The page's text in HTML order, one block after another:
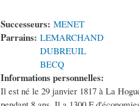
Successeurs: MENET
Parrains: LEMARCHAND
DUBREUIL
BECQ
Informations personnelles:
Il est né le 29 janvier 1817 à La